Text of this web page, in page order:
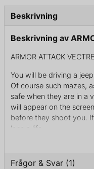
Beskrivning
Beskrivning av
ARMOR ATTACK
You will be driving a
Of course such mazes,
safe when they are in a
will appear on the
before they shoot you.
lose a life.
ENDAST KASSETT
Frågor & Svar (1)